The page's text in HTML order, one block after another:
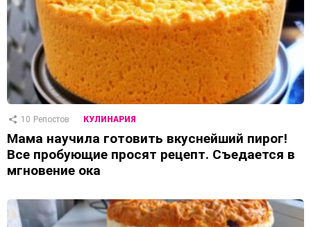
10 Репостов КУЛИНАРИЯ
Мама научила готовить вкуснейший пирог!
Все пробующие просят рецепт. Съедается в
мгновение ока